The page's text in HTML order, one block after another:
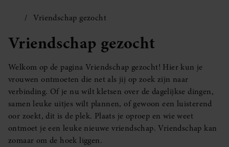
Vriendschap gezocht
Vriendschap gezocht
Welkom op de pagina Vriendschap gezocht! Hier kun je
vrouwen ontmoeten die net als jij op zoek zijn naar
verbinding. Of je nu wilt kletsen over de dagelijkse dingen,
samen leuke uitjes wilt plannen, of gewoon een luisterend
oor zoekt, dit is de plek. Plaats je oproep en wie weet
ontmoet je een leuke nieuwe vriendschap. Vriendschap kan
zomaar om de hoek liggen.